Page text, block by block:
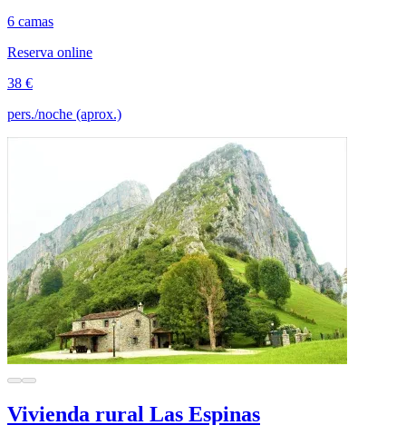
6 camas
Reserva online
38 €
pers./noche (aprox.)
Vivienda rural Las Espinas